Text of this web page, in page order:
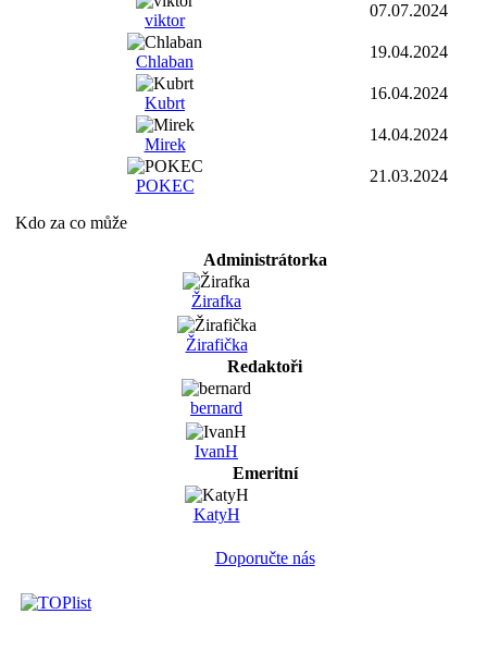
viktor
07.07.2024
Chlaban
19.04.2024
Kubrt
16.04.2024
Mirek
14.04.2024
POKEC
21.03.2024
Kdo za co může
Administrátorka
Žirafka
Žirafička
Redaktoři
bernard
IvanH
Emeritní
KatyH
Doporučte nás